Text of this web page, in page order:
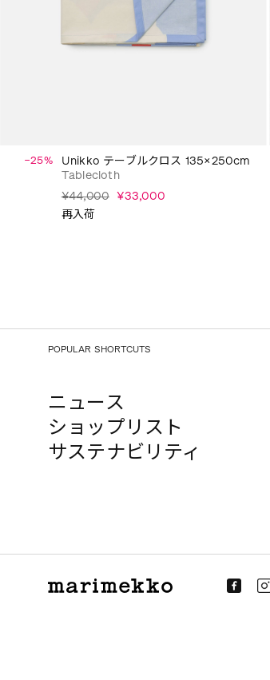
−25%
Unikko テーブルクロス 135×250cm
Tablecloth
¥44,000 ¥33,000
再入荷
POPULAR SHORTCUTS
ニュース
ショップリスト
サステナビリティ